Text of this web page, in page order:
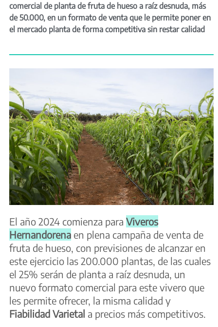
comercial de planta de fruta de hueso a raíz desnuda, más
de 50.000, en un formato de venta que le permite poner en
el mercado planta de forma competitiva sin restar calidad
El año 2024 comienza para Viveros
Hernandorena en plena campaña de venta de
fruta de hueso, con previsiones de alcanzar en
este ejercicio las 200.000 plantas, de las cuales
el 25% serán de planta a raíz desnuda, un
nuevo formato comercial para este vivero que
les permite ofrecer, la misma calidad y
Fiabilidad Varietal a precios más competitivos.